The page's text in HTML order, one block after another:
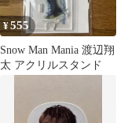
¥555
Snow Man Mania 渡辺翔
太 アクリルスタンド